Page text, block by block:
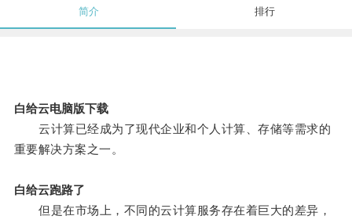
简介 排行
白给云电脑版下载
云计算已经成为了现代企业和个人计算、存储等需求的
重要解决方案之一。
白给云跑路了
但是在市场上，不同的云计算服务存在着巨大的差异，